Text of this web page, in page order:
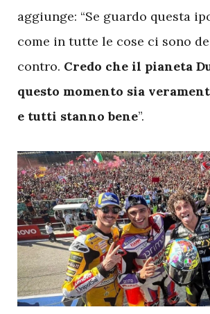
aggiunge: “Se guardo questa
come in tutte le cose ci sono
contro. Credo che il pianeta
questo momento sia
e tutti stanno bene”.